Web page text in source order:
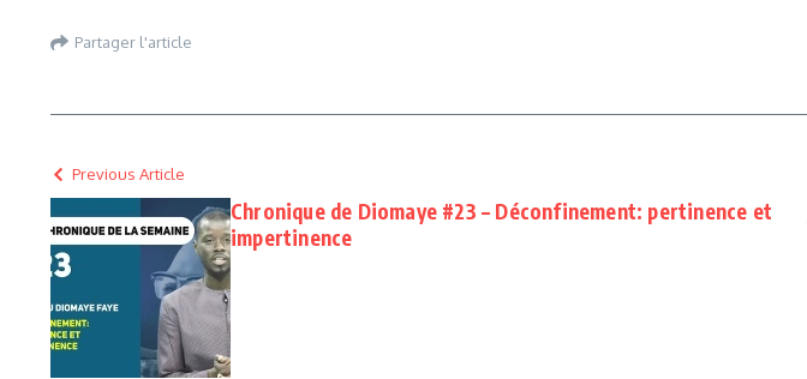
Partager l'article
Previous Article
Chronique de Diomaye #23 – Déconfinement: pertinence et
impertinence